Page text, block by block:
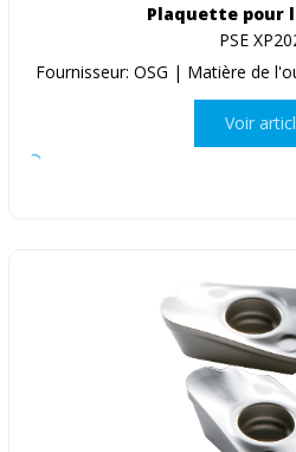
Plaquette pour
PSE
Fournisseur: OSG | Matière de
Voir